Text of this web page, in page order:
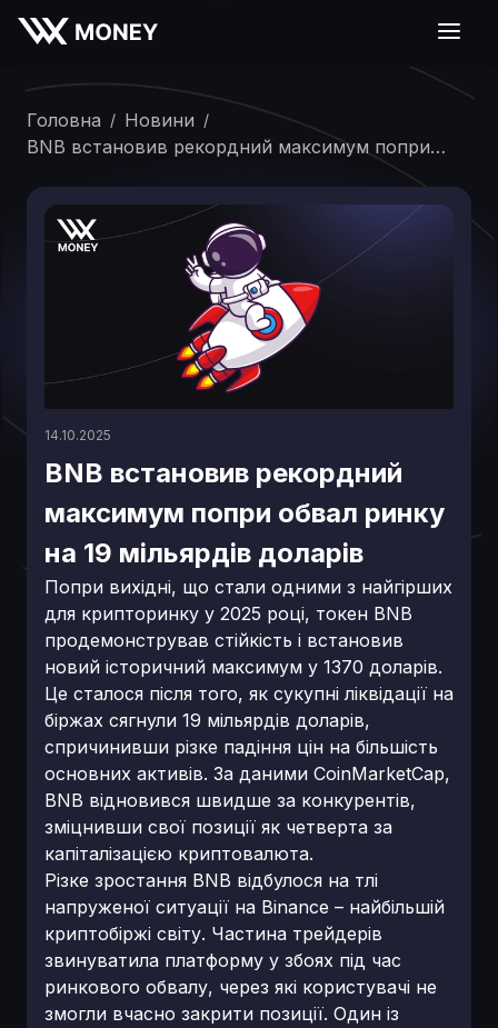
Головна / Новини /
BNB встановив рекордний максимум попри
14.10.2025
BNB встановив рекордний
максимум попри обвал ринку
на 19 мільярдів доларів
Попри вихідні, що стали одними з найгірших
для крипторинку у 2025 році, токен BNB
продемонстрував стійкість і встановив
новий історичний максимум у 1370 доларів.
Це сталося після того, як сукупні ліквідації на
біржах сягнули 19 мільярдів доларів,
спричинивши різке падіння цін на більшість
основних активів. За даними CoinMarketCap,
BNB відновився швидше за конкурентів,
зміцнивши свої позиції як четверта за
капіталізацією криптовалюта.
Різке зростання BNB відбулося на тлі
напруженої ситуації на Binance – найбільшій
криптобіржі світу. Частина трейдерів
звинуватила платформу у збоях під час
ринкового обвалу, через які користувачі не
змогли вчасно закрити позиції. Один із